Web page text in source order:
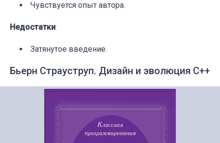
Чувствуется опыт автора.
Недостатки:
Затянутое введение.
Бьерн Страуструп. Дизайн и эволюция С++